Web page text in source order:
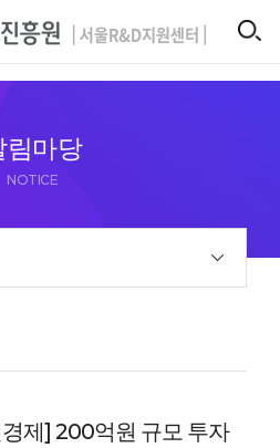
림마당
NOTICE
제] 200억원 규모 투자